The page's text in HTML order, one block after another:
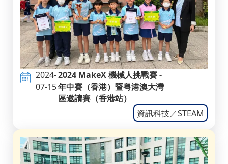
2024-
07-15
2024 MakeX 機械人挑戰賽 -
年中賽（香港）暨粤港澳大灣
區邀請賽（香港站）
資訊科技／STEAM